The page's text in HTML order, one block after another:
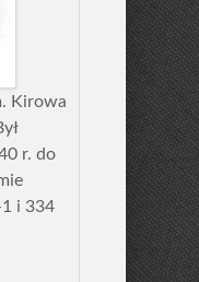
Kirowa
r. do
i 334